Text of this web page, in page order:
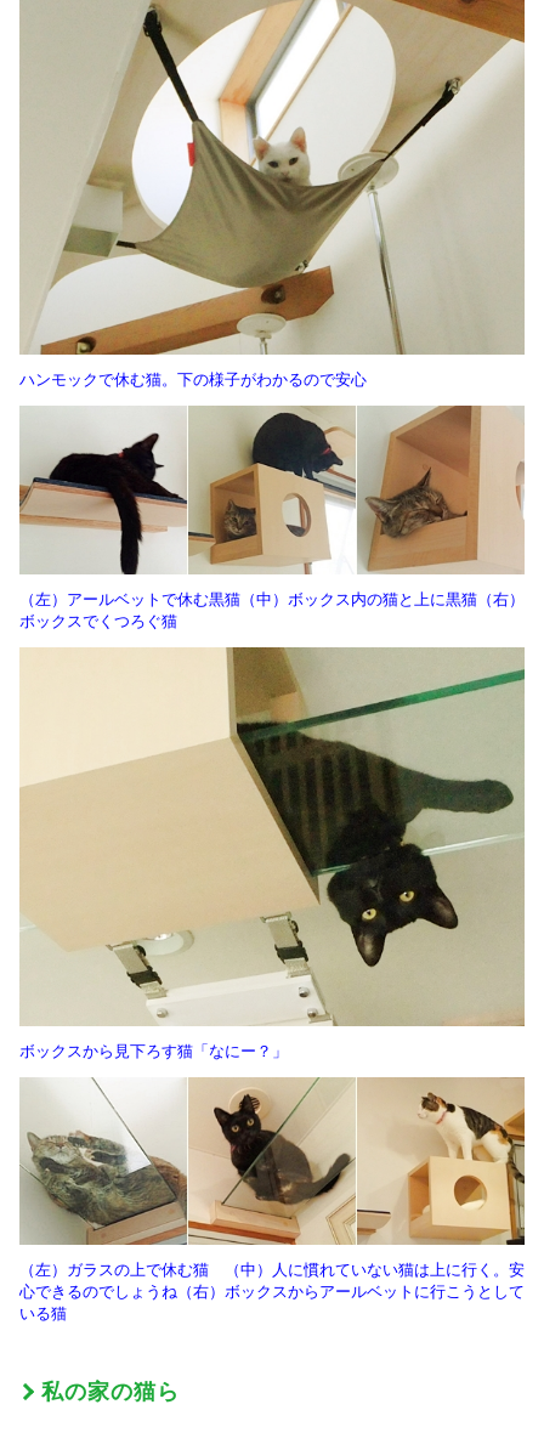
ハンモックで休む猫。下の様子がわかるので安心
（左）アールベットで休む黒猫（中）ボックス内の猫と上に黒猫（右）
ボックスでくつろぐ猫
ボックスから見下ろす猫「なにー？」
（左）ガラスの上で休む猫 （中）人に慣れていない猫は上に行く。安
心できるのでしょうね（右）ボックスからアールベットに行こうとして
いる猫
私の家の猫ら